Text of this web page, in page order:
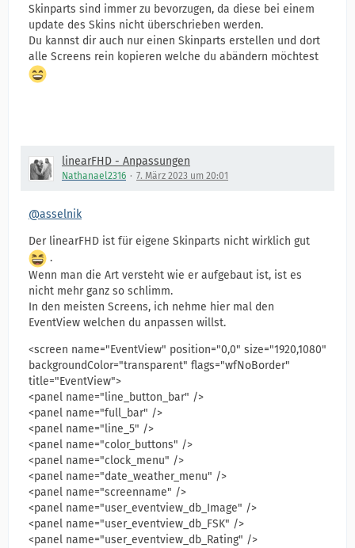
Skinparts sind immer zu bevorzugen, da diese bei einem
update des Skins nicht überschrieben werden.
Du kannst dir auch nur einen Skinparts erstellen und dort
alle Screens rein kopieren welche du abändern möchtest
linearFHD - Anpassungen
Nathanael2316 7. März 2023 um 20:01
@asselnik
Der linearFHD ist für eigene Skinparts nicht wirklich gut
.
Wenn man die Art versteht wie er aufgebaut ist, ist es
nicht mehr ganz so schlimm.
In den meisten Screens, ich nehme hier mal den
EventView welchen du anpassen willst.
<screen name="EventView" position="0,0" size="1920,1080"
backgroundColor="transparent" flags="wfNoBorder"
title="EventView">
<panel name="line_button_bar" />
<panel name="full_bar" />
<panel name="line_5" />
<panel name="color_buttons" />
<panel name="clock_menu" />
<panel name="date_weather_menu" />
<panel name="screenname" />
<panel name="user_eventview_db_Image" />
<panel name="user_eventview_db_FSK" />
<panel name="user_eventview_db_Rating" />